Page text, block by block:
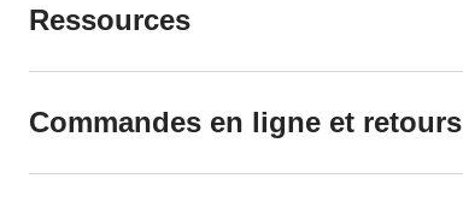
Ressources
Commandes en ligne et retours